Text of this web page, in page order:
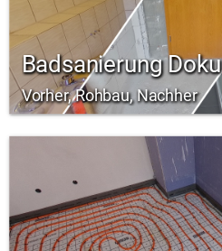
Badsanierung Doku
Vorher, Rohbau, Nachher